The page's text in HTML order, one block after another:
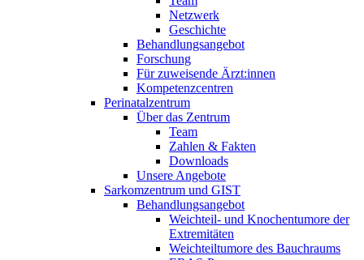
Netzwerk
Geschichte
Behandlungsangebot
Forschung
Für zuweisende Ärzt:innen
Kompetenzcentren
Perinatalzentrum
Über das Zentrum
Team
Zahlen & Fakten
Downloads
Unsere Angebote
Sarkomzentrum und GIST
Behandlungsangebot
Weichteil- und Knochentumore der
Extremitäten
Weichteiltumore des Bauchraums